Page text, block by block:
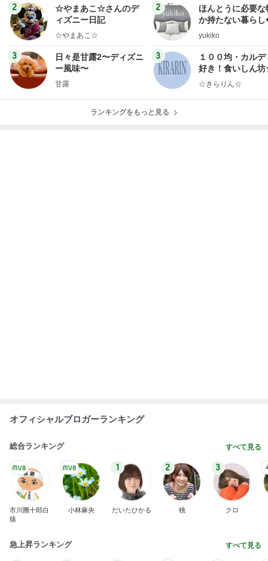
ログ
2
☆やまあこ☆さんのデ
ィズニー日記
☆やまあこ☆
3
日々是甘露2〜ディズニ
ー風味〜
甘露
2
ほんとうに必要な
か持たない暮ら
ep Life Simple◆
yukiko
3
１００均・カルデ
好き！食いしん
らりん☆のブログ
☆きらりん☆
ランキングをもっと見る
オフィシャルブロガーランキング
総合ランキング すべて見る
市川團十郎白
猿
小林麻央
1
だいたひかる
2
桃
3
クロ
急上昇ランキング すべて見る